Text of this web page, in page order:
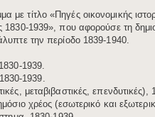
με τίτλο «Πηγές οικονομικής
1830-1939», που αφορούσε τη
την περίοδο 1839-1940.
1939.
1830-1939.
μεταβιβαστικές, επενδυτικές),
χρέος (εσωτερικό και